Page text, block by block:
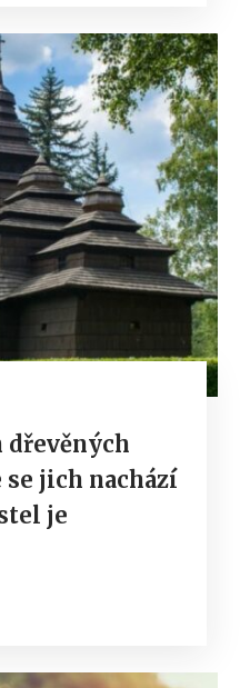
dřevěných
se jich nachází
je